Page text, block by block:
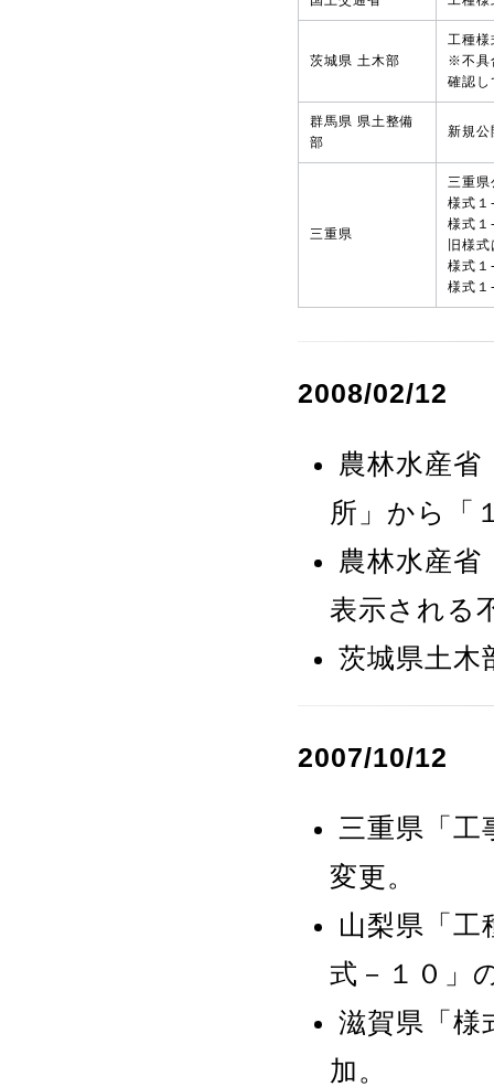
茨城県 土木部
工種
※不具
確認し
群馬県 県土整備
部
新規公
三重県
三重県
様式
様式
旧様
様式
様式
2008/02/12
農林水産省
所」から「
農林水産省
表示される
茨城県土木
2007/10/12
三重県「工
変更。
山梨県「
式－１０」
滋賀県「様
加。